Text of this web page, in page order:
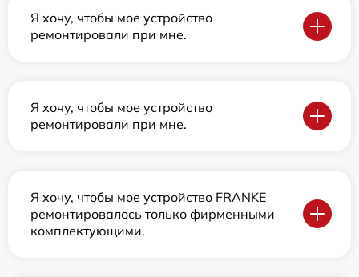
Я хочу, чтобы мое устройство
ремонтировали при мне.
Я хочу, чтобы мое устройство
ремонтировали при мне.
Я хочу, чтобы мое устройство FRANKE
ремонтировалось только фирменными
комплектующими.